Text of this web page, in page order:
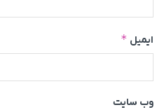
ایمیل *
وب‌ سایت